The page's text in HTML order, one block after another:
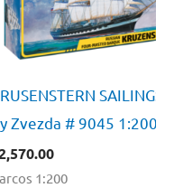
Zvezda # 9045 1:200
1:200